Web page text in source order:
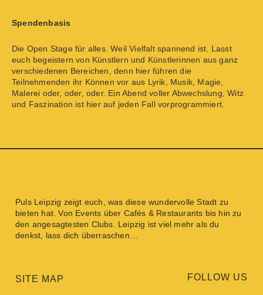
Spendenbasis
Die Open Stage für alles. Weil Vielfalt spannend ist. Lasst
euch begeistern von Künstlern und Künstlerinnen aus ganz
verschiedenen Bereichen, denn hier führen die
Teilnehmenden ihr Können vor aus Lyrik, Musik, Magie,
Malerei oder, oder, oder. Ein Abend voller Abwechslung, Witz
und Faszination ist hier auf jeden Fall vorprogrammiert.
Puls Leipzig zeigt euch, was diese wundervolle Stadt zu
bieten hat. Von Events über Cafés & Restaurants bis hin zu
den angesagtesten Clubs . Leipzig ist viel mehr als du
denkst, lass dich überraschen…
SITE MAP FOLLOW US